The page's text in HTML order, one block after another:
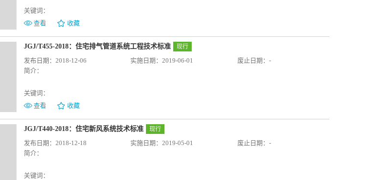
关键词：
查看
收藏
JGJ/T455-2018：住宅排气管道系统工程技术标准 现行
发布日期：2018-12-06 实施日期：2019-06-01
废止日期：-
简介：
关键词：
查看
收藏
JGJ/T440-2018：住宅新风系统技术标准 现行
发布日期：2018-12-18 实施日期：2019-05-01
废止日期：-
简介：
关键词：